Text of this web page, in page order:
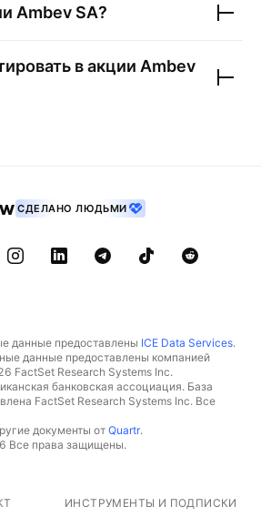
Ambev SA?
в акции Ambev
СДЕЛАНО ЛЮДЬМИ
данные предоставлены ICE Data Services.
данные предоставлены компанией
FactSet Research Systems Inc.
банковская ассоциация. База
FactSet Research Systems Inc. Все
документы от Quartr.
Все права защищены.
ИНСТРУМЕНТЫ И ПОДПИСКИ